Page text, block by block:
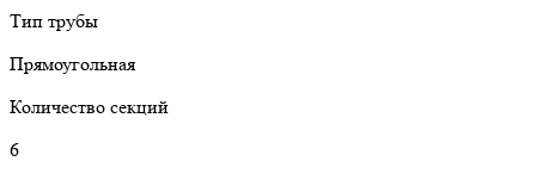
Тип трубы
Прямоугольная
Количество секций
6